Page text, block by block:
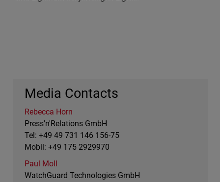
Media Contacts
Rebecca Horn
Press'n'Relations GmbH
Tel: +49 49 731 146 156-75
Mobil: +49 175 2929970
Paul Moll
WatchGuard Technologies GmbH